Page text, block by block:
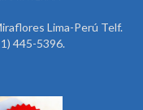
Lima-Perú Telf.
445-5396.